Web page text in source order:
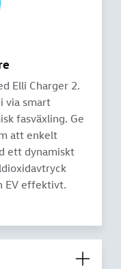
Elli Charger 2.
via smart
fasväxling. Ge
att enkelt
ett dynamiskt
EV effektivt.